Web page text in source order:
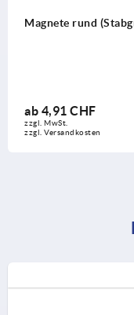
Magnete rund
ab 4,91 CHF
zzgl. MwSt.
zzgl. Versandkosten